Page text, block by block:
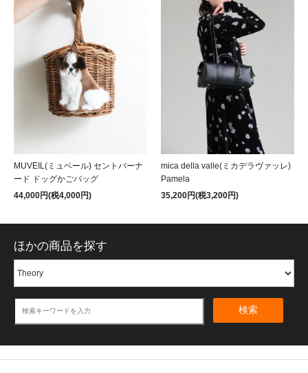
MUVEIL(ミュベール) セントバーナ
ード ドッグかごバッグ
44,000円(税4,000円)
mica della valle(ミカデラヴァッレ)
Pamela
35,200円(税3,200円)
ほかの商品を探す
検索